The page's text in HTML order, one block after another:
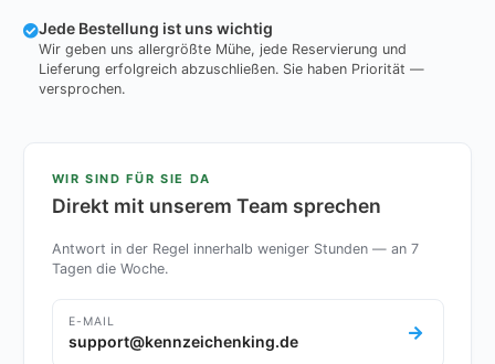
Jede Bestellung ist uns wichtig
Wir geben uns allergrößte Mühe, jede Reservierung und
Lieferung erfolgreich abzuschließen. Sie haben Priorität —
versprochen.
WIR SIND FÜR SIE DA
Direkt mit unserem Team sprechen
Antwort in der Regel innerhalb weniger Stunden — an 7
Tagen die Woche.
E-MAIL
support@kennzeichenking.de